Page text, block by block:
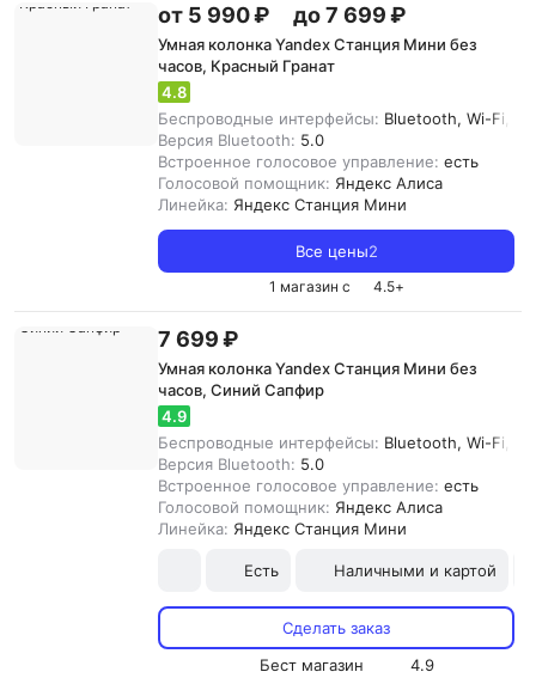
от 5 990 ₽ до 7 699 ₽
Умная колонка Yandex Станция Мини без
часов, Красный Гранат
4.8
Беспроводные интерфейсы: Bluetooth, Wi-Fi,
Версия Bluetooth: 5.0
Встроенное голосовое управление: есть
Голосовой помощник: Яндекс Алиса
Линейка: Яндекс Станция Мини
Все цены2
1 магазин с 4.5+
7 699 ₽
Умная колонка Yandex Станция Мини без
часов, Синий Сапфир
4.9
Беспроводные интерфейсы: Bluetooth, Wi-Fi,
Версия Bluetooth: 5.0
Встроенное голосовое управление: есть
Голосовой помощник: Яндекс Алиса
Линейка: Яндекс Станция Мини
Есть Наличными и картой
Сделать заказ
Бест магазин
4.9